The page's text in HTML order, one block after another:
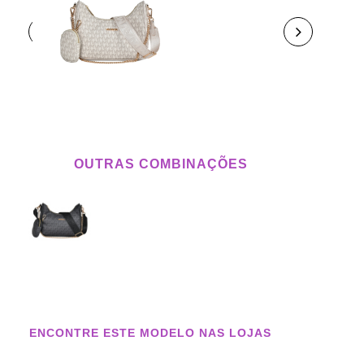
OUTRAS COMBINAÇÕES
ENCONTRE ESTE MODELO NAS LOJAS